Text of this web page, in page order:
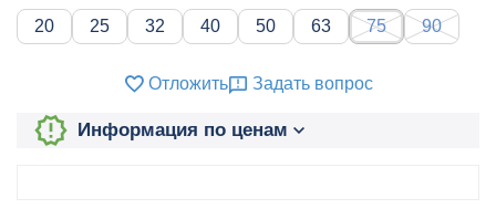
20
25 32 40 50 63 75 90
Отложить Задать вопрос
Информация по ценам